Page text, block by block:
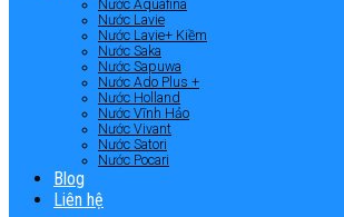
Nước Aquafina
Nước Lavie
Nước Lavie+ Kiềm
Nước Saka
Nước Sapuwa
Nước Ado Plus +
Nước Holland
Nước Vĩnh Hảo
Nước Vivant
Nước Satori
Nước Pocari
Blog
Liên hệ